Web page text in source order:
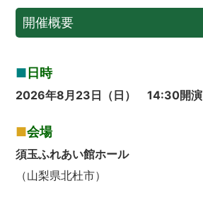
開催概要
■ 日時
2026年8月23日（日） 14:30開演
■会場
須玉ふれあい館ホール
（山梨県北杜市）